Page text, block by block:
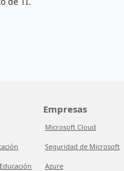
Empresas
Microsoft Cloud
Seguridad de Microsoft
Azure